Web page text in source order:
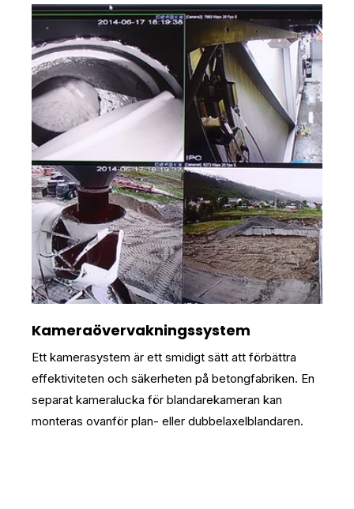
Kameraövervakningssystem
Ett kamerasystem är ett smidigt sätt att förbättra
effektiviteten och säkerheten på betongfabriken. En
separat kameralucka för blandarekameran kan
monteras ovanför plan- eller dubbelaxelblandaren.